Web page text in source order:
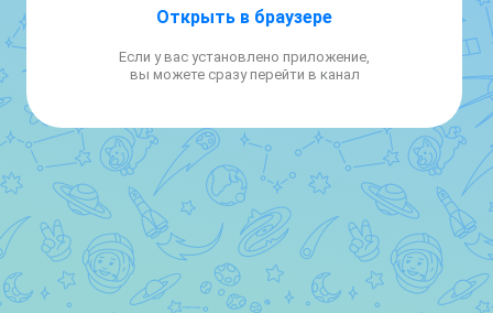
Открыть в браузере
Если у вас установлено приложение,
вы можете сразу перейти в канал